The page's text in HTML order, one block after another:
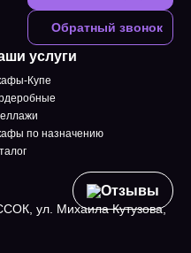
Обратный звонок
Отзывы
услуги
Купе
по назначению
ул. Михаила Кутузова,